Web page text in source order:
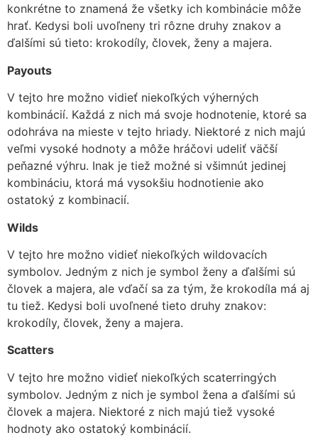
konkrétne to znamená že všetky ich kombinácie môže
hrať. Kedysi boli uvoľneny tri rôzne druhy znakov a
ďalšími sú tieto: krokodíly, človek, ženy a majera.
Payouts
V tejto hre možno vidieť niekoľkých výherných
kombinácií. Každá z nich má svoje hodnotenie, ktoré sa
odohráva na mieste v tejto hriady. Niektoré z nich majú
veľmi vysoké hodnoty a môže hráčovi udeliť väčší
peňazné výhru. Inak je tiež možné si všimnút jedinej
kombináciu, ktorá má vysokšiu hodnotienie ako
ostatoký z kombinacií.
Wilds
V tejto hre možno vidieť niekoľkých wildovacích
symbolov. Jedným z nich je symbol ženy a ďalšími sú
človek a majera, ale vďačí sa za tým, že krokodíla má aj
tu tiež. Kedysi boli uvoľnené tieto druhy znakov:
krokodíly, človek, ženy a majera.
Scatters
V tejto hre možno vidieť niekoľkých scaterringých
symbolov. Jedným z nich je symbol žena a ďalšími sú
človek a majera. Niektoré z nich majú tiež vysoké
hodnoty ako ostatoký kombinácií.